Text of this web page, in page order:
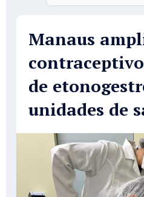
Manaus
de
unidades de